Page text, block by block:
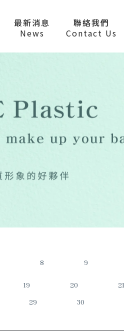
最新消息
News
聯絡我們
Contact Us
8 9
19 20
21
29 30